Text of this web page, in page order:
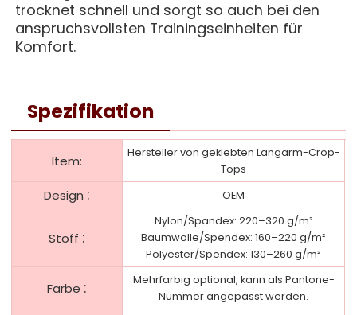
trocknet schnell und sorgt so auch bei den
anspruchsvollsten Trainingseinheiten für
Komfort.
Spezifikation
ltem:
Hersteller von geklebten Langarm-Crop-
Tops
Design : OEM
Stoff :
Nylon/Spandex: 220–320 g/m²
Baumwolle/Spendex: 160–220 g/m²
Polyester/Spendex: 130–260 g/m²
Farbe :
Mehrfarbig optional, kann als Pantone-
Nummer angepasst werden.